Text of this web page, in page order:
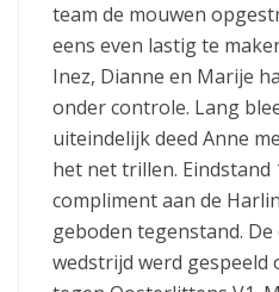
team de mouwen
eens even lastig te
Inez, Dianne en Marije
onder controle. Lang
uiteindelijk deed Anne
het net trillen. Eindstand
compliment aan de
geboden tegenstand.
wedstrijd werd gespeeld